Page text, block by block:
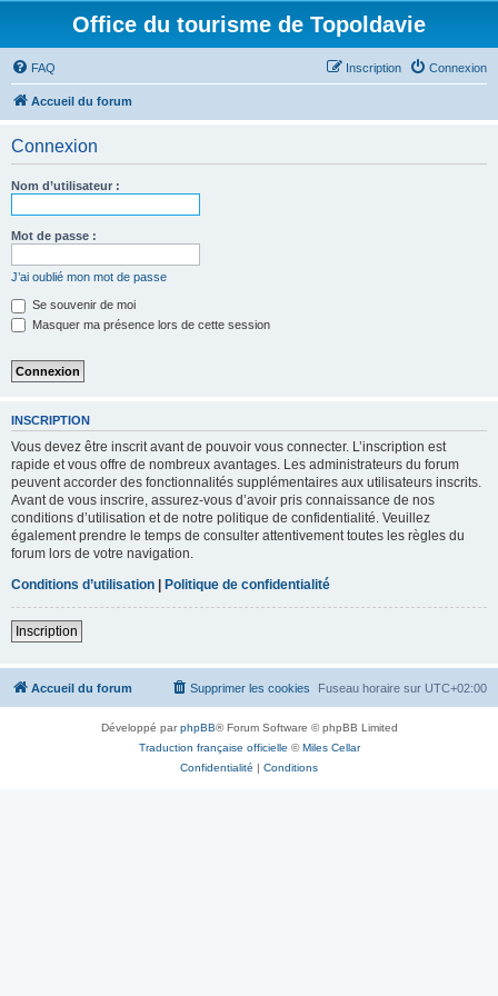
Office du tourisme de Topoldavie
FAQ Connexion
Inscription
Accueil du forum
Connexion
Nom d’utilisateur :
Mot de passe :
J’ai oublié mon mot de passe
Se souvenir de moi
Masquer ma présence lors de cette session
INSCRIPTION
Vous devez être inscrit avant de pouvoir vous connecter. L’inscription est
rapide et vous offre de nombreux avantages. Les administrateurs du forum
peuvent accorder des fonctionnalités supplémentaires aux utilisateurs inscrits.
Avant de vous inscrire, assurez-vous d’avoir pris connaissance de nos
conditions d’utilisation et de notre politique de confidentialité. Veuillez
également prendre le temps de consulter attentivement toutes les règles du
forum lors de votre navigation.
Conditions d’utilisation | Politique de confidentialité
Inscription
Accueil du forum Fuseau horaire sur UTC+02:00
Supprimer les cookies
Développé parphpBB® Forum Software © phpBB Limited
Traduction française officielle ©Miles Cellar
Confidentialité | Conditions